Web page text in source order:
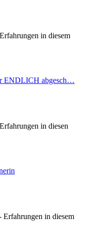
in diesem
ENDLICH abgesch…
in diesen
Erfahrungen in diesem